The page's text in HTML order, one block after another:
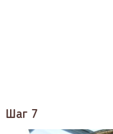
Шаг 7